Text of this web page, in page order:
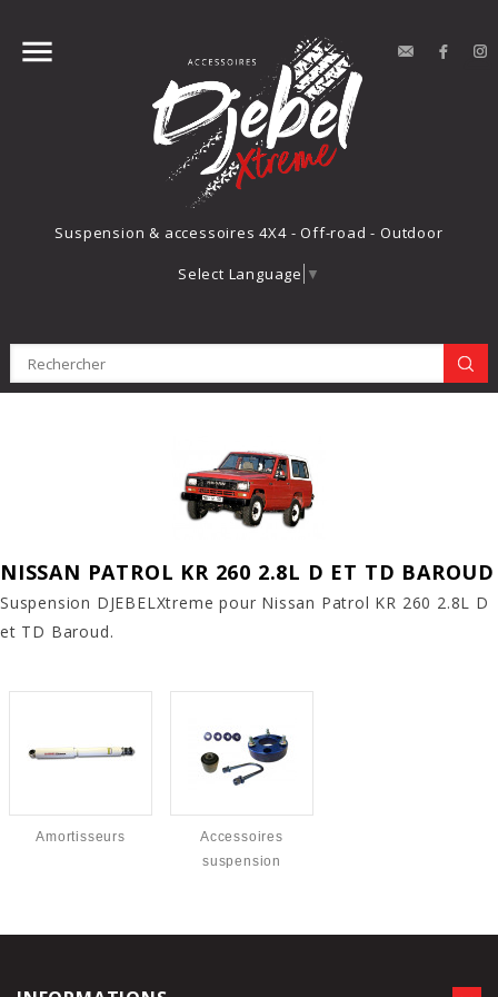
 
Suspension & accessoires 4X4 - Off-road - Outdoor
contact
Select Language ▼
NISSAN PATROL KR 260 2.8L D ET TD BAROUD
Suspension DJEBELXtreme pour Nissan Patrol KR 260 2.8L D
et TD Baroud.
Amortisseurs
Accessoires
suspension